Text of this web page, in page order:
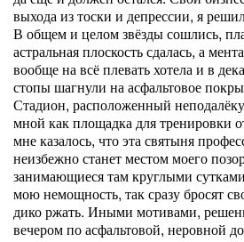
выхода из тоски и депрессии, я
В общем и целом звёзды сошлись,
астральная плоскость сдалась, а
вообще на всё плевать хотела и в
стопы шагнули на асфальтовое
Стадион, расположенный
мной как площадка для тренировки
мне казалось, что эта святыня
неизбежно станет местом моего
занимающиеся там круглыми
мою немощность, так сразу бросят
дико ржать. Иными мотивами,
вечером по асфальтовой, неровной